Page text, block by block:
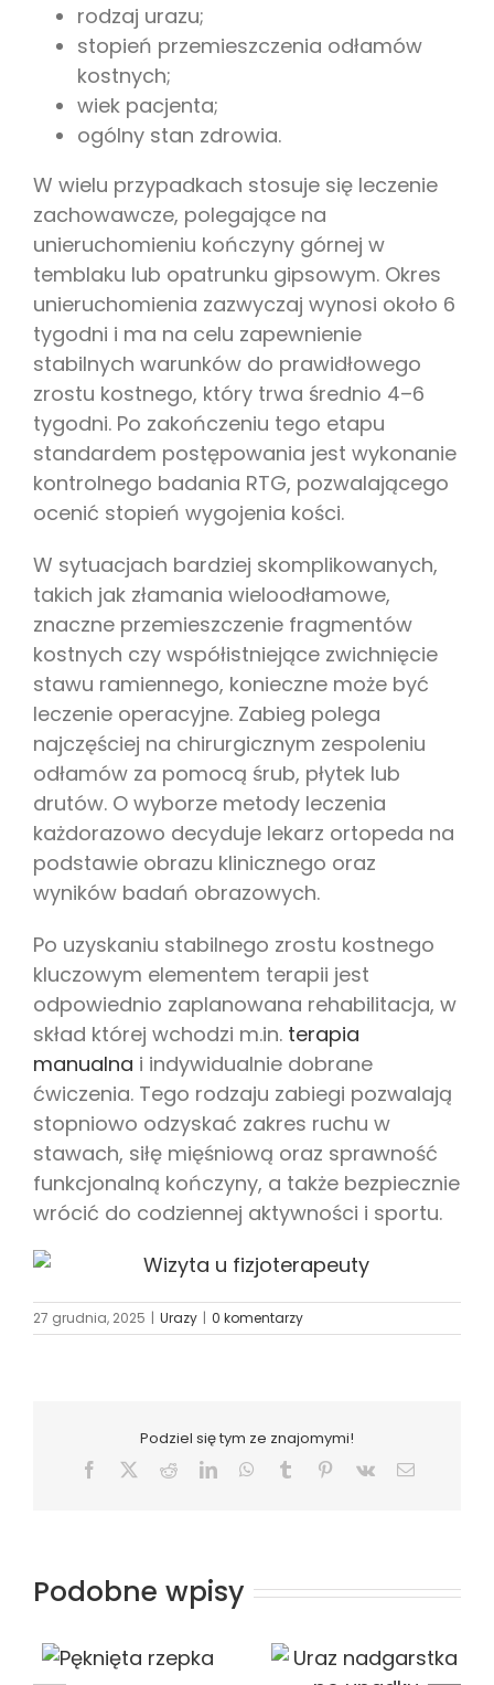
rodzaj urazu;
stopień przemieszczenia odłamów
kostnych;
wiek pacjenta;
ogólny stan zdrowia.
W wielu przypadkach stosuje się leczenie
zachowawcze, polegające na
unieruchomieniu kończyny górnej w
temblaku lub opatrunku gipsowym. Okres
unieruchomienia zazwyczaj wynosi około 6
tygodni i ma na celu zapewnienie
stabilnych warunków do prawidłowego
zrostu kostnego, który trwa średnio 4–6
tygodni. Po zakończeniu tego etapu
standardem postępowania jest wykonanie
kontrolnego badania RTG, pozwalającego
ocenić stopień wygojenia kości.
W sytuacjach bardziej skomplikowanych,
takich jak złamania wieloodłamowe,
znaczne przemieszczenie fragmentów
kostnych czy współistniejące zwichnięcie
stawu ramiennego, konieczne może być
leczenie operacyjne. Zabieg polega
najczęściej na chirurgicznym zespoleniu
odłamów za pomocą śrub, płytek lub
drutów. O wyborze metody leczenia
każdorazowo decyduje lekarz ortopeda na
podstawie obrazu klinicznego oraz
wyników badań obrazowych.
Po uzyskaniu stabilnego zrostu kostnego
kluczowym elementem terapii jest
odpowiednio zaplanowana rehabilitacja, w
skład której wchodzi m.in. terapia
manualna i indywidualnie dobrane
ćwiczenia. Tego rodzaju zabiegi pozwalają
stopniowo odzyskać zakres ruchu w
stawach, siłę mięśniową oraz sprawność
funkcjonalną kończyny, a także bezpiecznie
wrócić do codziennej aktywności i sportu.
27 grudnia, 2025 | Urazy | 0 komentarzy
Podziel się tym ze znajomymi!
Facebook RedditLinkedInWhatsApp
Tumblr Pinterest
Vk Email
Podobne wpisy